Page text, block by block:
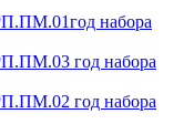
набора
год набора
год набора